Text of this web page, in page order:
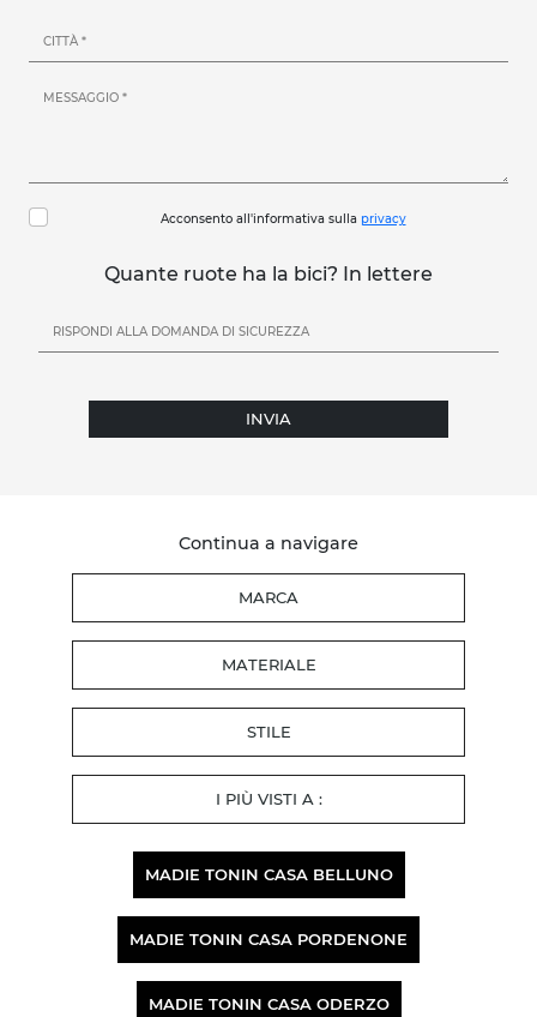
Acconsento all'informativa sulla privacy
Quante ruote ha la bici? In lettere
INVIA
Continua a navigare
MARCA
MATERIALE
STILE
I PIÙ VISTI A :
MADIE TONIN CASA BELLUNO
MADIE TONIN CASA PORDENONE
MADIE TONIN CASA ODERZO